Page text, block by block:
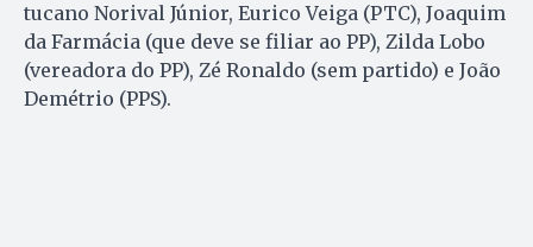
tucano Norival Júnior, Eurico Veiga (PTC), Joaquim
da Farmácia (que deve se filiar ao PP), Zilda Lobo
(vereadora do PP), Zé Ronaldo (sem partido) e João
Demétrio (PPS).